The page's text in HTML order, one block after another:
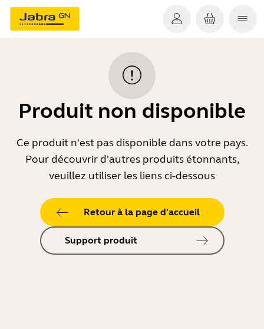
Produit non disponible
Ce produit n'est pas disponible dans votre pays.
Pour découvrir d'autres produits étonnants,
veuillez utiliser les liens ci-dessous
Retour à la page d'accueil
Support produit